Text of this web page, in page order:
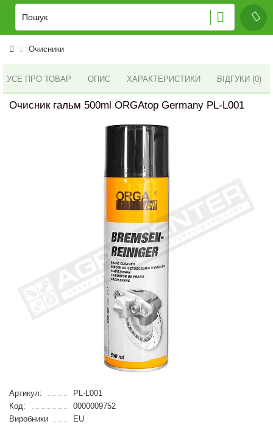
Очисники
УСЕ ПРО ТОВАР ОПИС ХАРАКТЕРИСТИКИ ВІДГУКИ (0)
Очисник гальм 500ml ORGAtop Germany PL-L001
Артикул:
PL-L001
Код:
0000009752
Виробники
EU